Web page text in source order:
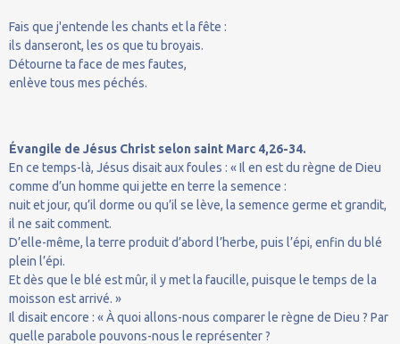
Fais que j'entende les chants et la fête :
ils danseront, les os que tu broyais.
Détourne ta face de mes fautes,
enlève tous mes péchés.
Évangile de Jésus Christ selon saint Marc 4,26-34.
En ce temps-là, Jésus disait aux foules : « Il en est du règne de Dieu
comme d’un homme qui jette en terre la semence :
nuit et jour, qu’il dorme ou qu’il se lève, la semence germe et grandit,
il ne sait comment.
D’elle-même, la terre produit d’abord l’herbe, puis l’épi, enfin du blé
plein l’épi.
Et dès que le blé est mûr, il y met la faucille, puisque le temps de la
moisson est arrivé. »
Il disait encore : « À quoi allons-nous comparer le règne de Dieu ? Par
quelle parabole pouvons-nous le représenter ?